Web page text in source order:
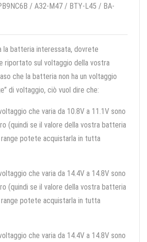
/ A32-M47 / BTY-L45 / BA-
la batteria interessata, dovrete
riportato sul voltaggio della vostra
che la batteria non ha un voltaggio
di voltaggio, ciò vuol dire che:
che varia da 10.8V a 11.1V sono
(quindi se il valore della vostra batteria
potete acquistarla in tutta
che varia da 14.4V a 14.8V sono
(quindi se il valore della vostra batteria
potete acquistarla in tutta
che varia da 14.4V a 14.8V sono